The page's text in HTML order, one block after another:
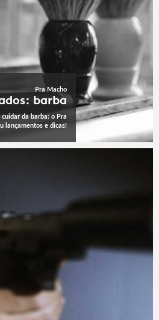
Pra Macho
barba
da barba: o Pra
lançamentos e dicas!